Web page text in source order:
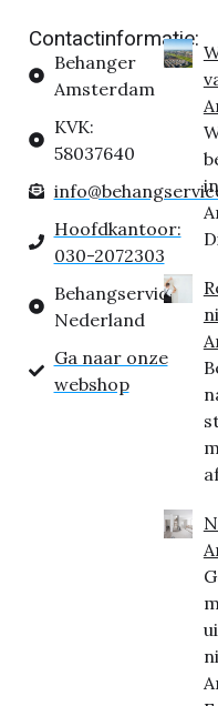
Contactinformatie:
Behanger
Amsterdam
KVK:
58037640
Hoofdkantoor:
030-2072303
Behangservice
Nederland
Ga naar onze
webshop